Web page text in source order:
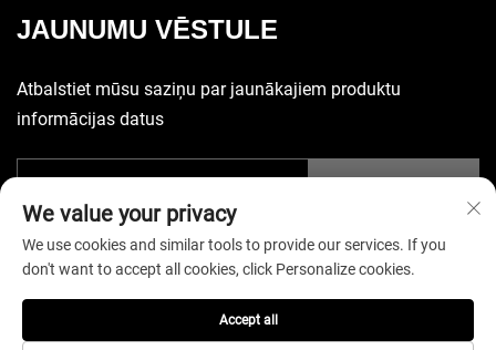
JAUNUMU VĒSTULE
Atbalstiet mūsu saziņu par jaunākajiem produktu
informācijas datus
Autortiesības © 2025 Ķīnas Šenženas Yuecheng Sporta Piederumu
We value your privacy
We use cookies and similar tools to provide our services. If you
don't want to accept all cookies, click Personalize cookies.
Accept all